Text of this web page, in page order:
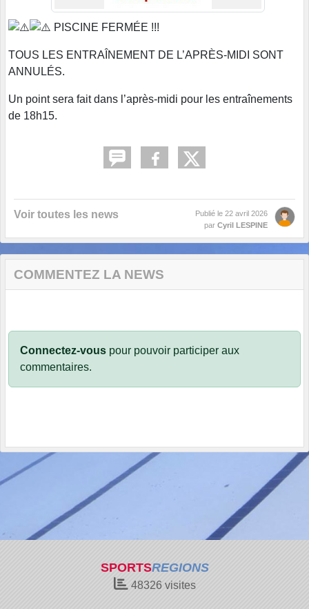
PISCINE FERMÉE !!!
TOUS LES ENTRAÎNEMENT DE L’APRÈS-MIDI SONT
ANNULÉS.
Un point sera fait dans l’après-midi pour les entraînements
de 18h15.
Voir toutes les news Publié le 22 avril 2026
par Cyril LESPINE
COMMENTEZ LA NEWS
Connectez-vous pour pouvoir participer aux
commentaires.
SPORTSREGIONS
48326visites